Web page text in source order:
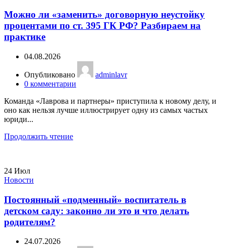
Можно ли «заменить» договорную неустойку
процентами по ст. 395 ГК РФ? Разбираем на
практике
04.08.2026
Опубликовано
adminlavr
0 комментарии
Команда «Лаврова и партнеры» приступила к новому делу, и
оно как нельзя лучше иллюстрирует одну из самых частых
юриди...
Продолжить чтение
24 Июл
Новости
Постоянный «подменный» воспитатель в
детском саду: законно ли это и что делать
родителям?
24.07.2026